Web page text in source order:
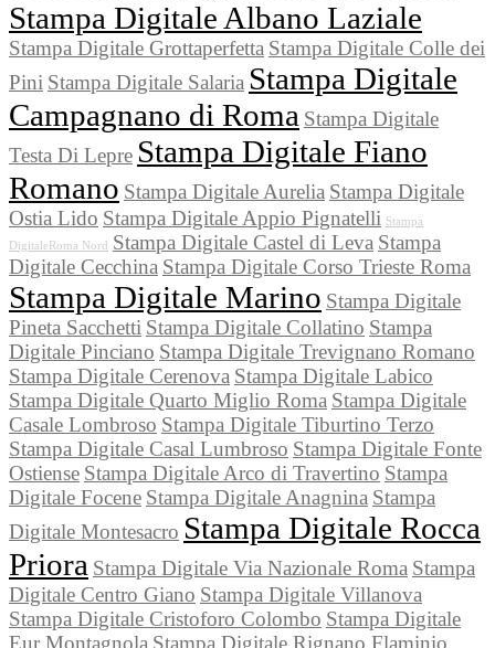
Stampa Digitale Albano Laziale
Stampa Digitale Grottaperfetta Stampa Digitale Colle dei
Pini Stampa Digitale Salaria Stampa Digitale
Campagnano di Roma Stampa Digitale
Testa Di Lepre Stampa Digitale Fiano
Romano Stampa Digitale Aurelia Stampa Digitale
Ostia Lido Stampa Digitale Appio Pignatelli Stampa
DigitaleRoma Nord
Stampa Digitale Castel di Leva Stampa
Digitale Cecchina Stampa Digitale Corso Trieste Roma
Stampa Digitale Marino Stampa Digitale
Pineta Sacchetti Stampa Digitale Collatino Stampa
Digitale Pinciano Stampa Digitale Trevignano Romano
Stampa Digitale Cerenova Stampa Digitale Labico
Stampa Digitale Quarto Miglio Roma Stampa Digitale
Casale Lombroso Stampa Digitale Tiburtino Terzo
Stampa Digitale Casal Lumbroso Stampa Digitale Fonte
Ostiense Stampa Digitale Arco di Travertino Stampa
Digitale Focene Stampa Digitale Anagnina Stampa
Digitale Montesacro Stampa Digitale Rocca
Priora Stampa Digitale Via Nazionale Roma Stampa
Digitale Centro Giano Stampa Digitale Villanova
Stampa Digitale Cristoforo Colombo Stampa Digitale
Eur Montagnola Stampa Digitale Rignano Flaminio